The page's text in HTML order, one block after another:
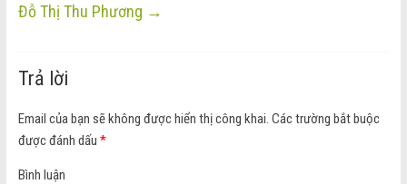
Đỗ Thị Thu Phương →
Trả lời
Email của bạn sẽ không được hiển thị công khai. Các trường bắt buộc
được đánh dấu *
Bình luận